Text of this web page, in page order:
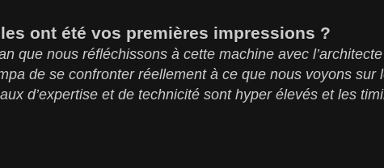
ont été vos premières impressions ?
que nous réfléchissons à cette machine avec l’architecte
de se confronter réellement à ce que nous voyons sur
d’expertise et de technicité sont hyper élevés et les